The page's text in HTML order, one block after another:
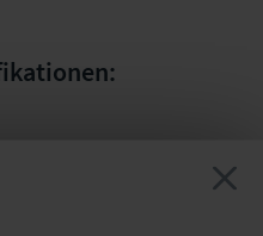
für einfaches Öffnen
Polyester